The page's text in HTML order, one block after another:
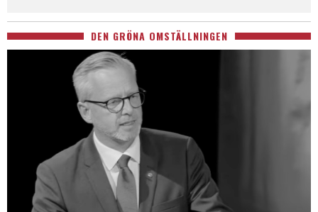
DEN GRÖNA OMSTÄLLNINGEN